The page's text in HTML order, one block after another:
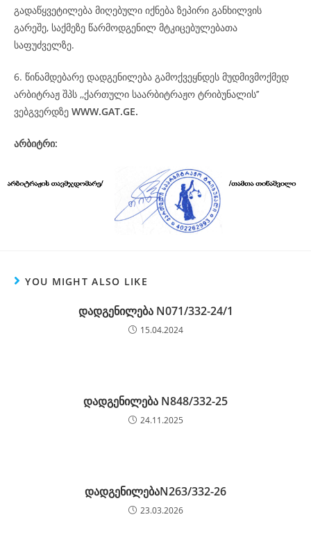
გადაწყვეტილება მიღებული იქნება ზეპირი განხილვის
გარეშე, საქმეზე წარმოდგენილ მტკიცებულებათა
საფუძველზე.
6. წინამდებარე დადგენილება გამოქვეყნდეს მუდმივმოქმედ
არბიტრაჟ შპს ,,ქართული საარბიტრაჟო ტრიბუნალის’’
ვებგვერდზე WWW.GAT.GE.
არბიტრი:
YOU MIGHT ALSO LIKE
დადგენილება N071/332-24/1
15.04.2024
დადგენილება N848/332-25
24.11.2025
დადგენილებაN263/332-26
23.03.2026